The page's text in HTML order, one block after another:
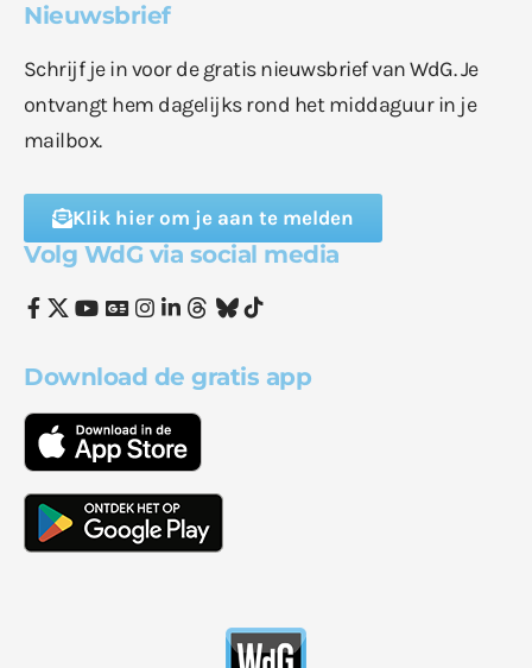
Nieuwsbrief
Schrijf je in voor de gratis nieuwsbrief van WdG. Je
ontvangt hem dagelijks rond het middaguur in je
mailbox.
Klik hier om je aan te melden
Volg WdG via social media
Download de gratis app